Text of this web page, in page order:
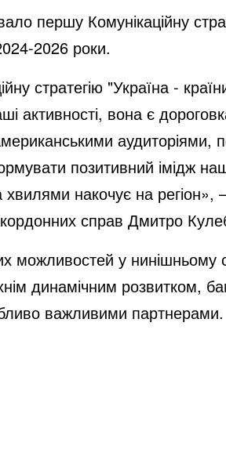
першу Комунікаційну
2026 роки.
стратегію "Україна -
активності, вона є
аудиторіями,
позитивний імідж
накочує на регіон»,
справ Дмитро
можливостей у нинішньому
динамічним розвитком,
важливими партнерами.